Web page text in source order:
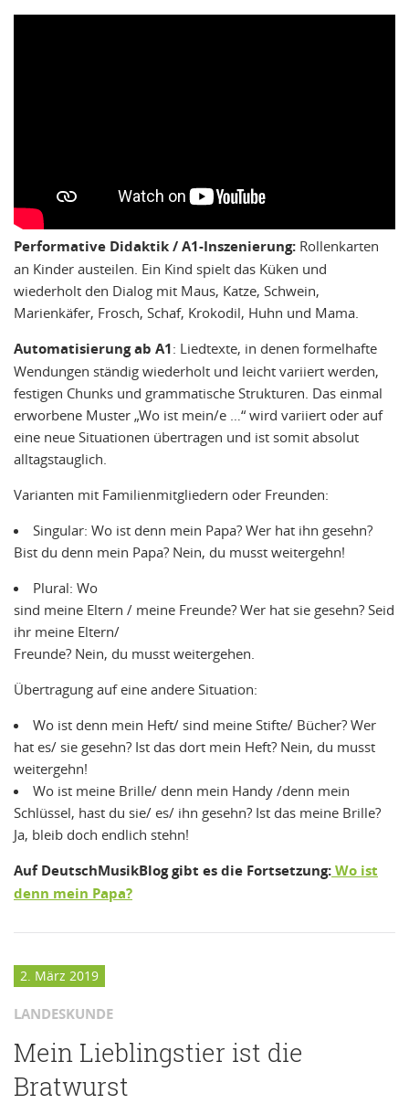
Performative Didaktik / A1-Inszenierung: Rollenkarten
an Kinder austeilen. Ein Kind spielt das Küken und
wiederholt den Dialog mit Maus, Katze, Schwein,
Marienkäfer, Frosch, Schaf, Krokodil, Huhn und Mama.
Automatisierung ab A1: Liedtexte, in denen formelhafte
Wendungen ständig wiederholt und leicht variiert werden,
festigen Chunks und grammatische Strukturen. Das einmal
erworbene Muster „Wo ist mein/e …“ wird variiert oder auf
eine neue Situationen übertragen und ist somit absolut
alltagstauglich.
Varianten mit Familienmitgliedern oder Freunden:
Singular: Wo ist denn mein Papa? Wer hat ihn gesehn?
Bist du denn mein Papa? Nein, du musst weitergehn!
Plural: Wo
sind meine Eltern / meine Freunde? Wer hat sie gesehn? Seid
ihr meine Eltern/
Freunde? Nein, du musst weitergehen.
Übertragung auf eine andere Situation:
Wo ist denn mein Heft/ sind meine Stifte/ Bücher? Wer
hat es/ sie gesehn? Ist das dort mein Heft? Nein, du musst
weitergehn!
Wo ist meine Brille/ denn mein Handy /denn mein
Schlüssel, hast du sie/ es/ ihn gesehn? Ist das meine Brille?
Ja, bleib doch endlich stehn!
Auf DeutschMusikBlog gibt es die Fortsetzung:Wo ist
denn mein Papa?
2. März 2019
LANDESKUNDE
Mein Lieblingstier ist die
Bratwurst